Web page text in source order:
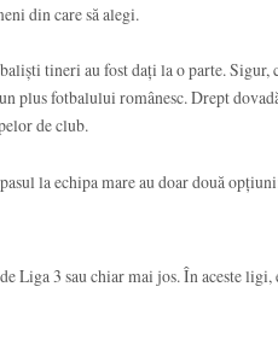
din care să alegi.
tineri au fost dați la o parte. Sigur,
plus fotbalului românesc. Drept
de club.
la echipa mare au doar două
Liga 3 sau chiar mai jos. În aceste ligi,